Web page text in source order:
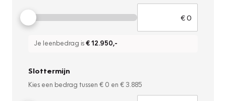
Je leenbedrag is€ 12.950,-
Slottermijn
Kies een bedrag tussen € 0 en € 3.885